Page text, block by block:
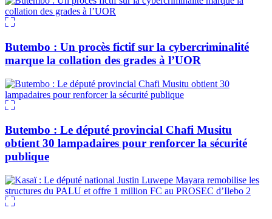
Butembo : Un procès fictif sur la cybercriminalité
marque la collation des grades à l’UOR
Butembo : Le député provincial Chafi Musitu
obtient 30 lampadaires pour renforcer la sécurité
publique